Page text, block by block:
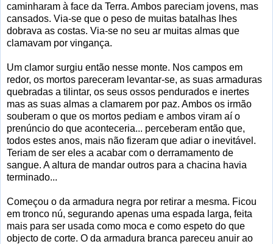
caminharam à face da Terra. Ambos pareciam jovens, mas
cansados. Via-se que o peso de muitas batalhas lhes
dobrava as costas. Via-se no seu ar muitas almas que
clamavam por vingança.
Um clamor surgiu então nesse monte. Nos campos em
redor, os mortos pareceram levantar-se, as suas armaduras
quebradas a tilintar, os seus ossos pendurados e inertes
mas as suas almas a clamarem por paz. Ambos os irmão
souberam o que os mortos pediam e ambos viram aí o
prenúncio do que aconteceria... perceberam então que,
todos estes anos, mais não fizeram que adiar o inevitável.
Teriam de ser eles a acabar com o derramamento de
sangue. A altura de mandar outros para a chacina havia
terminado...
Começou o da armadura negra por retirar a mesma. Ficou
em tronco nú, segurando apenas uma espada larga, feita
mais para ser usada como moca e como espeto do que
objecto de corte. O da armadura branca pareceu anuir ao